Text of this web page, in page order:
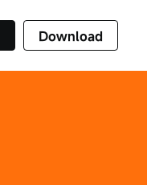
Download